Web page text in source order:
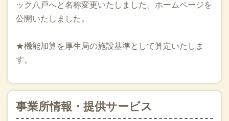
ック八戸へと名称変更いたしました。ホームページを
公開いたしました。
★機能加算を厚生局の施設基準として算定いたしま
す。
事業所情報・提供サービス